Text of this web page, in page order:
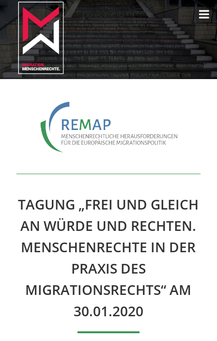
TAGUNG „FREI UND GLEICH
AN WÜRDE UND RECHTEN.
MENSCHENRECHTE IN DER
PRAXIS DES
MIGRATIONSRECHTS“ AM
30.01.2020